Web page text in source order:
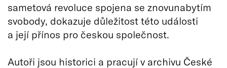
sametová revoluce spojena se znovunabytím
svobody, dokazuje důležitost této události
a její přínos pro českou společnost.
Autoři jsou historici a pracují v archivu České